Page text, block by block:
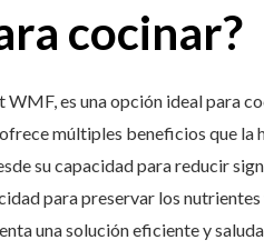
cocinar?
es una opción ideal para
múltiples beneficios que la
su capacidad para reducir
para preservar los nutrientes
una solución eficiente y